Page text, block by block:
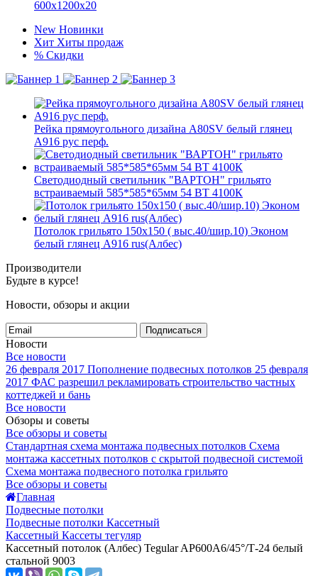
600x1200x20
New Новинки
Хит Хиты продаж
% Скидки
Рейка прямоугольного дизайна A80SV белый глянец
A916 рус перф.
Светодиодный светильник "ВАРТОН" грильято
встраиваемый 585*585*65мм 54 ВТ 4100К
Потолок грильято 150х150 ( выс.40/шир.10) Эконом
белый глянец А916 rus(Албес)
Производители
Будьте в курсе!
Новости, обзоры и акции
Подписаться
Новости
Все новости
26 февраля 2017 Пополнение подвесных потолков 25 февраля
2017 ФАС разрешил рекламировать строительство частных
коттеджей и бань
Все новости
Обзоры и советы
Все обзоры и советы
Стандартная схема монтажа подвесных потолков Схема
монтажа кассетных потолков с скрытой подвесной системой
Схема монтажа подвесного потолка грильято
Все обзоры и советы
Главная
Подвесные потолки
Подвесные потолки Кассетный
Кассетный Кассеты тегуляр
Кассетный потолок (Албес) Tegular AP600A6/45°/Т-24 белый
стальной 9003